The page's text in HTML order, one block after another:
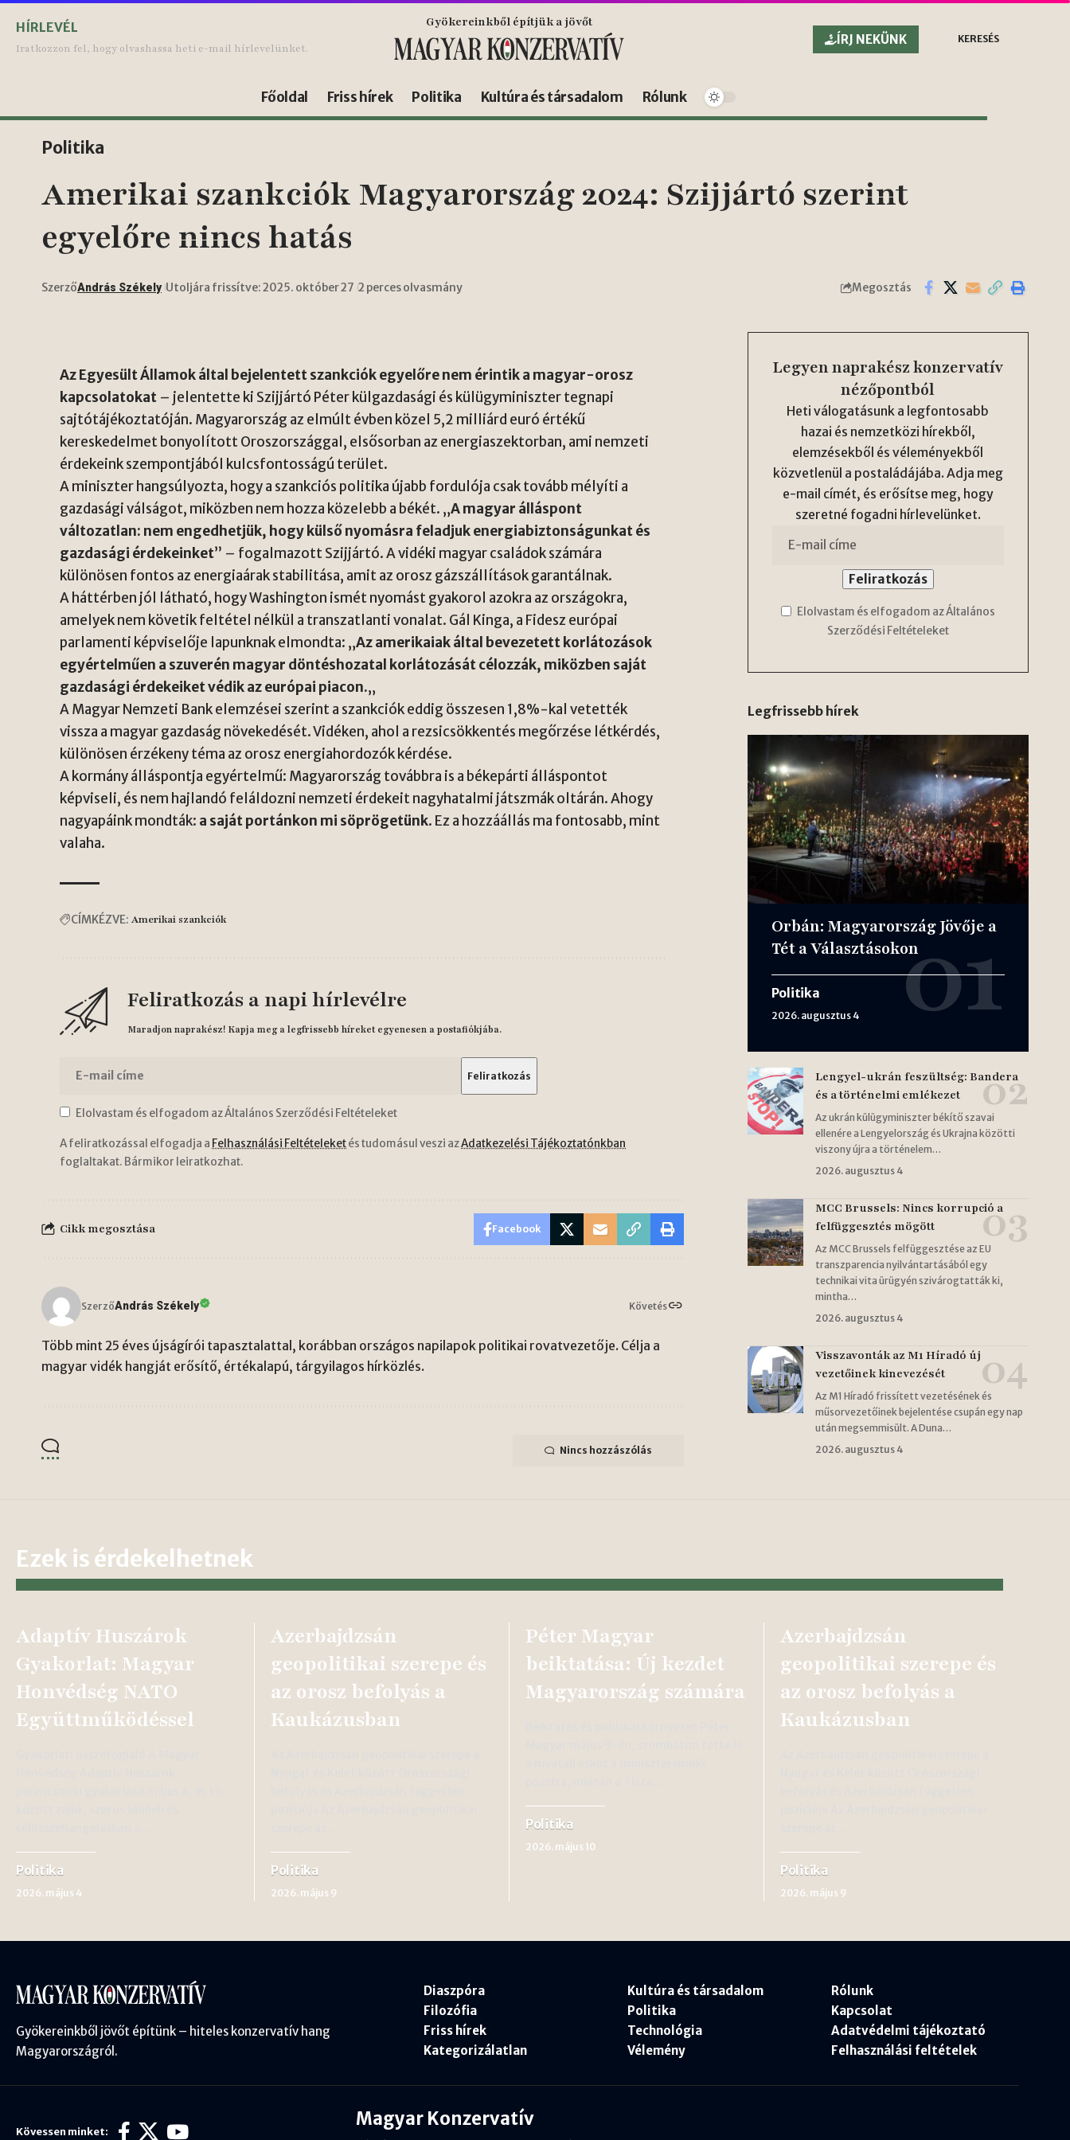
HÍRLEVÉL
Iratkozzon fel, hogy olvashassa heti e-mail hírlevelünket.
Gyökereinkből építjük a jövőt
ÍRJ NEKÜNK
KERESÉS
Főoldal Friss hírek Politika Kultúra és társadalom Rólunk
Politika
Amerikai szankciók Magyarország 2024: Szijjártó szerint
egyelőre nincs hatás
SzerzőAndrás Székely Utoljára frissítve: 2025. október 27 2 perces olvasmány Megosztás
Az Egyesült Államok által bejelentett szankciók egyelőre nem érintik a magyar-orosz
kapcsolatokat – jelentette ki Szijjártó Péter külgazdasági és külügyminiszter tegnapi
sajtótájékoztatóján. Magyarország az elmúlt évben közel 5,2 milliárd euró értékű
kereskedelmet bonyolított Oroszországgal, elsősorban az energiaszektorban, ami nemzeti
érdekeink szempontjából kulcsfontosságú terület.
A miniszter hangsúlyozta, hogy a szankciós politika újabb fordulója csak tovább mélyíti a
gazdasági válságot, miközben nem hozza közelebb a békét. „A magyar álláspont
változatlan: nem engedhetjük, hogy külső nyomásra feladjuk energiabiztonságunkat és
gazdasági érdekeinket” – fogalmazott Szijjártó. A vidéki magyar családok számára
különösen fontos az energiaárak stabilitása, amit az orosz gázszállítások garantálnak.
A háttérben jól látható, hogyWashington ismét nyomást gyakorol azokra az országokra,
amelyek nem követik feltétel nélkül a transzatlanti vonalat. Gál Kinga, a Fidesz európai
parlamenti képviselője lapunknak elmondta: „Az amerikaiak által bevezetett korlátozások
egyértelműen a szuverén magyar döntéshozatal korlátozását célozzák, miközben saját
gazdasági érdekeiket védik az európai piacon.„
AMagyar Nemzeti Bankelemzései szerint a szankciók eddig összesen 1,8%-kal vetették
vissza a magyar gazdaság növekedését. Vidéken, ahol a rezsicsökkentés megőrzése létkérdés,
különösen érzékeny téma az orosz energiahordozók kérdése.
A kormány álláspontja egyértelmű: Magyarország továbbra is a békepárti álláspontot
képviseli, és nem hajlandó feláldozni nemzeti érdekeit nagyhatalmi játszmák oltárán. Ahogy
nagyapáink mondták: a saját portánkon mi söprögetünk. Ez a hozzáállás ma fontosabb, mint
valaha.
CÍMKÉZVE: Amerikai szankciók
Feliratkozás a napi hírlevélre
Maradjon naprakész! Kapja meg a legfrissebb híreket egyenesen a postafiókjába.
Elolvastam és elfogadom az Általános Szerződési Feltételeket
A feliratkozással elfogadja a Felhasználási Feltételeketés tudomásul veszi azAdatkezelési Tájékoztatónkban
foglaltakat. Bármikor leiratkozhat.
Cikk megosztása Facebook
SzerzőAndrás Székely Követés
Több mint 25 éves újságírói tapasztalattal, korábban országos napilapok politikai rovatvezetője. Célja a
magyar vidék hangját erősítő, értékalapú, tárgyilagos hírközlés.
Nincs hozzászólás
Legyen naprakész konzervatív
nézőpontból
Heti válogatásunk a legfontosabb
hazai és nemzetközi hírekből,
elemzésekből és véleményekből
közvetlenül a postaládájába. Adja meg
e-mail címét, és erősítse meg, hogy
szeretné fogadni hírlevelünket.
Elolvastam és elfogadom az Általános
Szerződési Feltételeket
Legfrissebb hírek
Orbán: Magyarország Jövője a
Tét a Választásokon
Politika
2026. augusztus 4
Lengyel-ukrán feszültség: Bandera
és a történelmi emlékezet
Az ukrán külügyminiszter békítő szavai
ellenére a Lengyelország és Ukrajna közötti
viszony újra a történelem…
2026. augusztus 4
MCC Brussels: Nincs korrupció a
felfüggesztés mögött
Az MCC Brussels felfüggesztése az EU
transzparencia nyilvántartásából egy
technikai vita ürügyén szivárogtatták ki,
mintha…
2026. augusztus 4
Visszavonták az M1 Híradó új
vezetőinek kinevezését
Az M1 Híradó frissített vezetésének és
műsorvezetőinek bejelentése csupán egy nap
után megsemmisült. A Duna…
2026. augusztus 4
Ezek is érdekelhetnek
Adaptív Huszárok
Gyakorlat: Magyar
Honvédség NATO
Együttműködéssel
Politika
2026. május 4
Azerbajdzsán
geopolitikai szerepe és
az orosz befolyás a
Kaukázusban
Politika
2026. május 9
Péter Magyar
beiktatása: Új kezdet
Magyarország számára
Politika
2026. május 10
Azerbajdzsán
geopolitikai szerepe és
az orosz befolyás a
Kaukázusban
Politika
2026. május 9
Gyökereinkből jövőt építünk – hiteles konzervatív hang
Magyarországról.
Diaszpóra
Filozófia
Friss hírek
Kategorizálatlan
Kultúra és társadalom
Politika
Technológia
Vélemény
Rólunk
Kapcsolat
Adatvédelmi tájékoztató
Felhasználási feltételek
Kövessen minket:
Magyar Konzervatív